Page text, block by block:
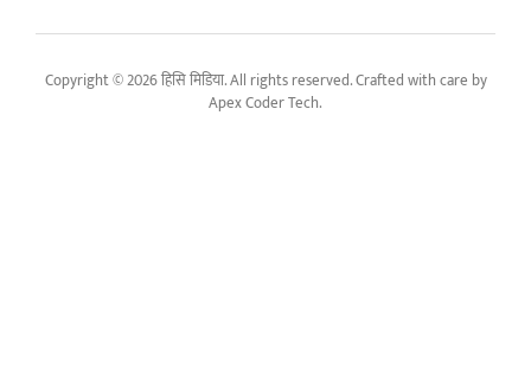
Copyright © 2026 हिसि मिडिया. All rights reserved. Crafted with care by
Apex Coder Tech.